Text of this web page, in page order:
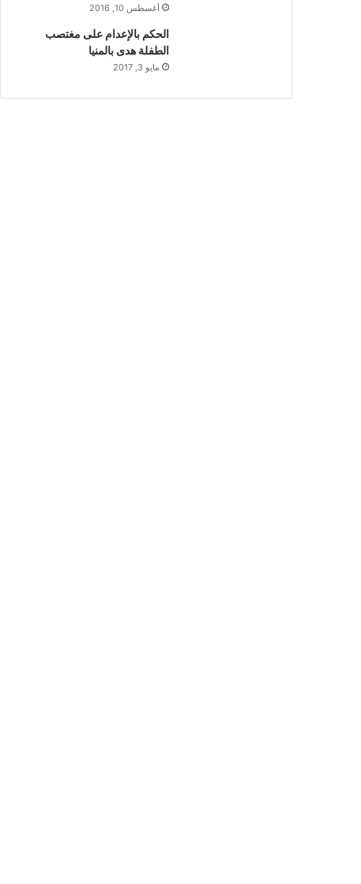
أغسطس 10, 2016
الحكم بالإعدام على مغتصب
الطفلة هدى بالمنيا
مايو 3, 2017